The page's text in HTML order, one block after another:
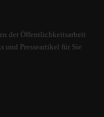
der Öffentlichkeitsarbeit
und Presseartikel für Sie